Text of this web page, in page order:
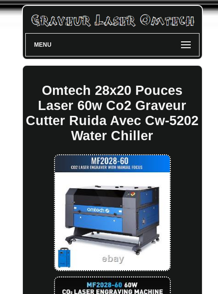
MENU
Omtech 28x20 Pouces
Laser 60w Co2 Graveur
Cutter Ruida Avec Cw-5202
Water Chiller